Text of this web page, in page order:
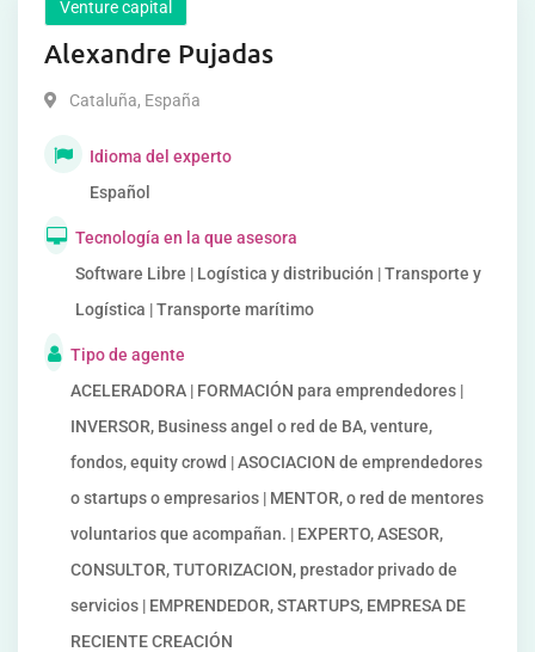
Venture capital
Alexandre Pujadas
Cataluña, España
Idioma del experto
Español
Tecnología en la que asesora
Software Libre | Logística y distribución | Transporte y
Logística | Transporte marítimo
Tipo de agente
ACELERADORA | FORMACIÓN para emprendedores |
INVERSOR, Business angel o red de BA, venture,
fondos, equity crowd | ASOCIACION de emprendedores
o startups o empresarios | MENTOR, o red de mentores
voluntarios que acompañan. | EXPERTO, ASESOR,
CONSULTOR, TUTORIZACION, prestador privado de
servicios | EMPRENDEDOR, STARTUPS, EMPRESA DE
RECIENTE CREACIÓN